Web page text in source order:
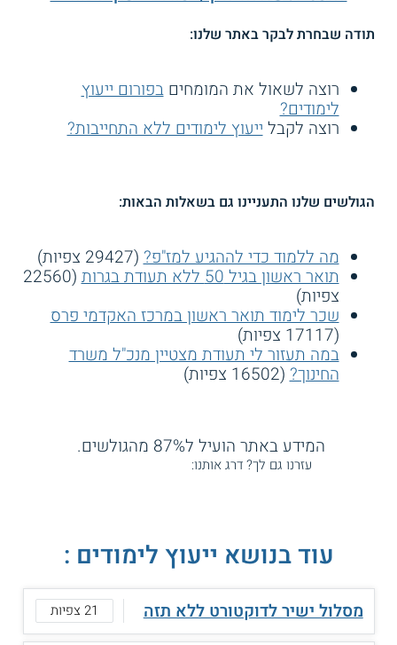
תודה שבחרת לבקר באתר שלנו:
רוצה לשאול את המומחיםבפורום ייעוץ
לימודים?
רוצה לקבל ייעוץ לימודים ללא התחייבות?
הגולשים שלנו התעניינו גם בשאלות הבאות:
מה ללמוד כדי לההגיע למז"פ? (29427 צפיות)
תואר ראשון בגיל 50 ללא תעודת בגרות (22560
צפיות)
שכר לימוד תואר ראשון במרכז האקדמי פרס
(17117 צפיות)
במה תעזור לי תעודת מצטיין מנכ"ל משרד
החינוך? (16502 צפיות)
המידע באתר הועיל ל87% מהגולשים.
עזרנו גם לך? דרג אותנו:
עוד בנושא ייעוץ לימודים :
מסלול ישיר לדוקטורט ללא תזה 21 צפיות